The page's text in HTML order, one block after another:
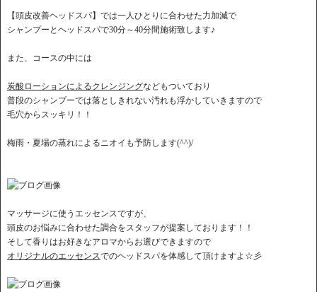
【頭皮改善ヘッドスパ】では一人ひとりに合わせた力加減で
シャンプーとヘッドスパで30分～40分間施術致します♪
また、コースの中には
炭酸ローションによるクレンジングなどもついており
普段のシャンプーでは落としきれない汚れも浮かしていきますので
毛穴からスッキリ！！
梅雨・夏場の蒸れによるニオイも予防します(^^)/
マッサージに使うエッセンスですが、
頭皮のお悩みに合わせた調合をスタッフが提案しております！！
そして香りはお好きなアロマからお選びできますので
オリジナルのエッセンスでのヘッドスパを体感して頂けますよ☆彡